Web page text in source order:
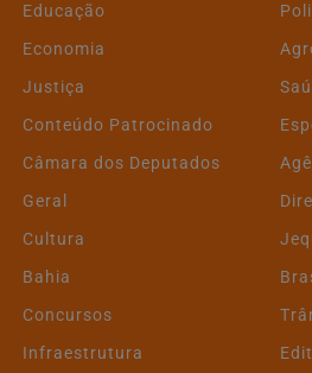
Educação
Economia
Justiça
Conteúdo Patrocinado
Câmara dos Deputados
Geral
Cultura
Bahia
Concursos
Infraestrutura